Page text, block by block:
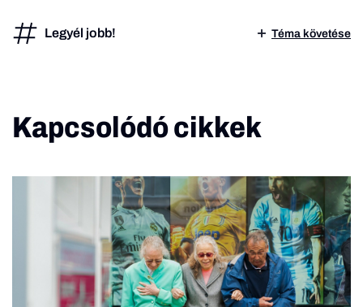
Legyél jobb! Téma követése
Kapcsolódó cikkek